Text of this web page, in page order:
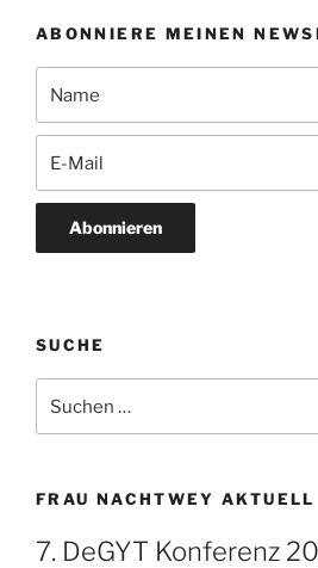
ABONNIERE MEINEN
Abonnieren
SUCHE
nach:
FRAU NACHTWEY AKTUELL
7. DeGYT Konferenz